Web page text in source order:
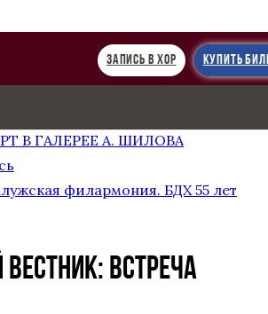
ЗАПИСЬ В ХОР КУПИТЬ
В ГАЛЕРЕЕ А. ШИЛОВА
филармония. БДХ 55 лет
ВСТРЕЧА